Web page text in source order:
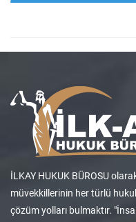
İLKAY HUKUK BÜROSU
müvekkillerinin her türlü
çözüm yolları bulmaktır.